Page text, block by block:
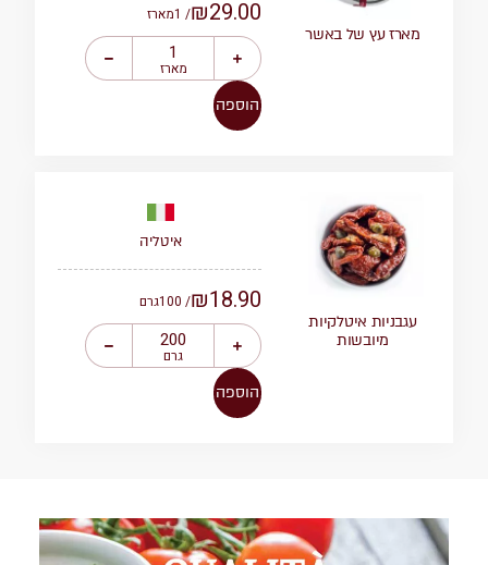
מארז עץ של באשר
₪29.00
/ 1 מארז
מארז
הוספה
עגבניות איטלקיות
מיובשות
איטליה
₪18.90
/ 100 גרם
גרם
הוספה